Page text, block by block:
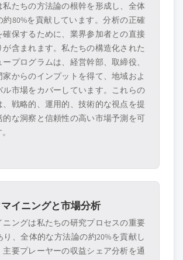
私たちの方法論の根幹を形成し、全体
約80%を貢献しています。分析の正確
確保するために、業界参加者との直接
が含まれます。私たちの構造化された
プログラムは、経営幹部、取締役、
家からのインプットを得て、地域およ
ル市場をカバーしています。これらの
、戦略的、運用的、技術的な視点を提
的な洞察と信頼性の高い市場予測を可
イニングと市場分析
ニングは私たちの研究プロセスの重要
り、全体的な方法論の約20%を貢献し
主要プレーヤーの収益シェア分析を通